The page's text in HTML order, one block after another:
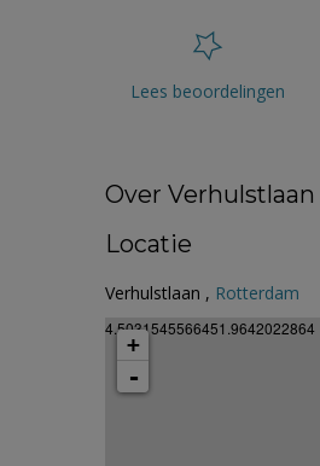
Lees beoordelingen
Over Verhulstlaan
Locatie
Verhulstlaan , Rotterdam
4.5031545566451.9642022864
+
-